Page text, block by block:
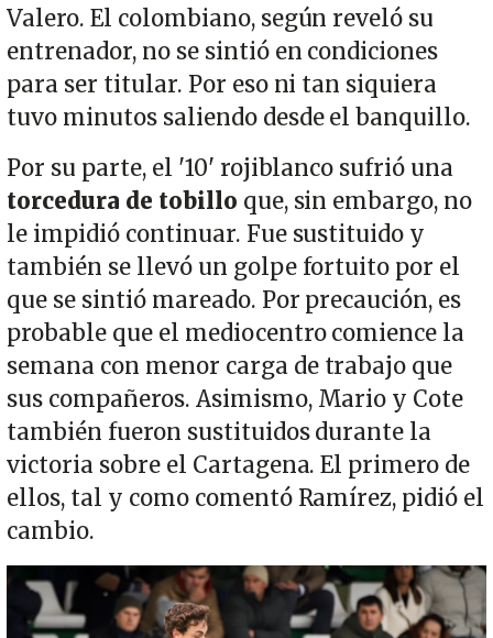
Valero. El colombiano, según reveló su
entrenador, no se sintió en condiciones
para ser titular. Por eso ni tan siquiera
tuvo minutos saliendo desde el banquillo.
Por su parte, el '10' rojiblanco sufrió una
torcedura de tobillo que, sin embargo, no
le impidió continuar. Fue sustituido y
también se llevó un golpe fortuito por el
que se sintió mareado. Por precaución, es
probable que el mediocentro comience la
semana con menor carga de trabajo que
sus compañeros. Asimismo, Mario y Cote
también fueron sustituidos durante la
victoria sobre el Cartagena. El primero de
ellos, tal y como comentó Ramírez, pidió el
cambio.
Imagen